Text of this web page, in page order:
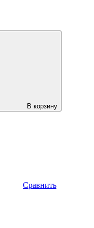
В корзину
Сравнить